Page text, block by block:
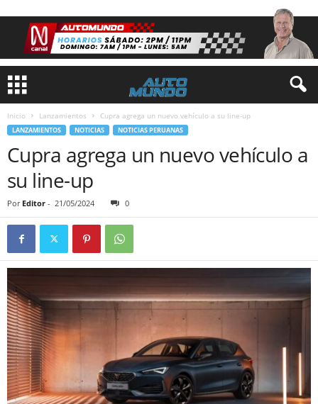
Inicio Lanzamientos Cupra agrega un nuevo vehículo a su line-up
LANZAMIENTOS NOTICIAS NOTICIAS PERUANAS
Cupra agrega un nuevo vehículo a
su line-up
Por Editor - 21/05/2024 0